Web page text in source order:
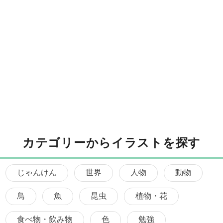
カテゴリーからイラストを探す
じゃんけん 世界 人物 動物
鳥 魚 昆虫 植物・花
食べ物・飲み物 色 勉強